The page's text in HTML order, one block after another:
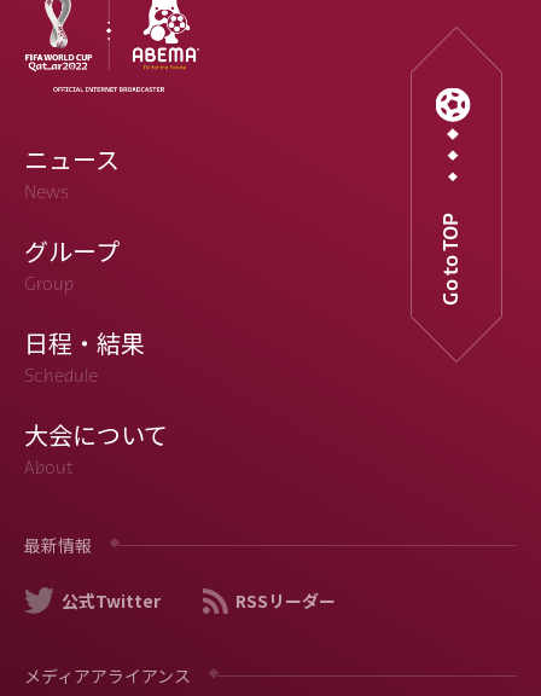
ニュース
News
グループ
Group
日程・結果
Schedule
大会について
About
最新情報
公式Twitter RSSリーダー
メディアアライアンス
Go to TOP